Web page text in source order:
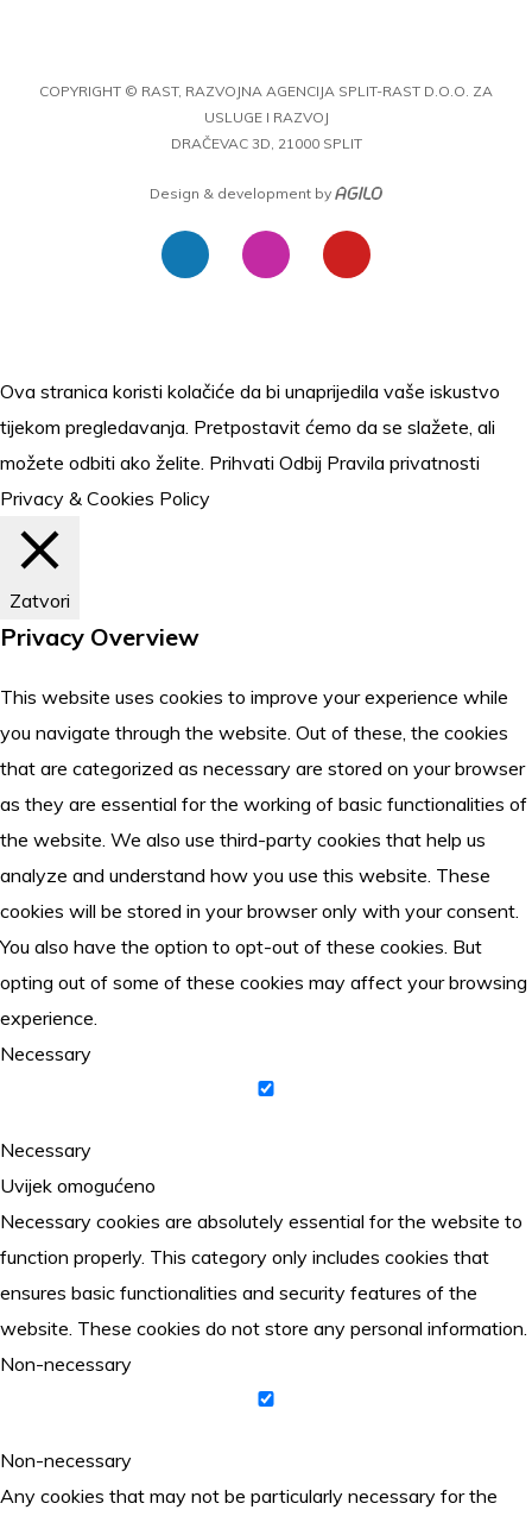
COPYRIGHT © RAST, RAZVOJNA AGENCIJA SPLIT-RAST D.O.O. ZA
USLUGE I RAZVOJ
DRAČEVAC 3D, 21000 SPLIT
Design & development by
Ova stranica koristi kolačiće da bi unaprijedila vaše iskustvo
tijekom pregledavanja. Pretpostavit ćemo da se slažete, ali
možete odbiti ako želite. Prihvati Odbij Pravila privatnosti
Privacy & Cookies Policy
Zatvori
Privacy Overview
This website uses cookies to improve your experience while
you navigate through the website. Out of these, the cookies
that are categorized as necessary are stored on your browser
as they are essential for the working of basic functionalities of
the website. We also use third-party cookies that help us
analyze and understand how you use this website. These
cookies will be stored in your browser only with your consent.
You also have the option to opt-out of these cookies. But
opting out of some of these cookies may affect your browsing
experience.
Necessary
Necessary
Uvijek omogućeno
Necessary cookies are absolutely essential for the website to
function properly. This category only includes cookies that
ensures basic functionalities and security features of the
website. These cookies do not store any personal information.
Non-necessary
Non-necessary
Any cookies that may not be particularly necessary for the